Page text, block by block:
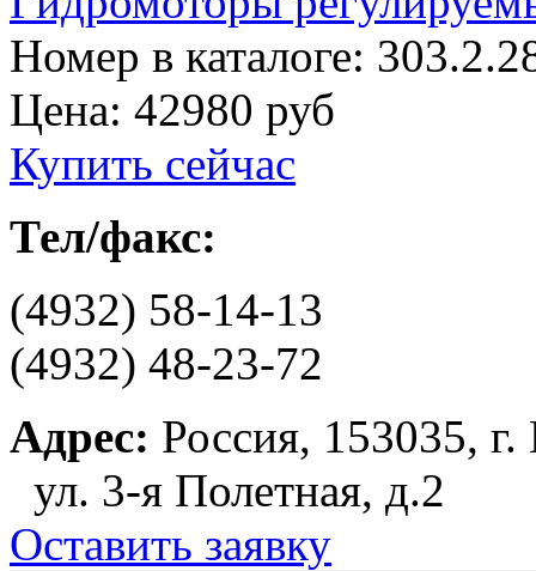
Номер в каталоге:
Цена: 42980 руб
Купить сейчас
Тел/факс:
(4932) 58-14-13
(4932) 48-23-72
Адрес: Россия, 153035,
ул. 3-я Полетная, д.2
Оставить заявку